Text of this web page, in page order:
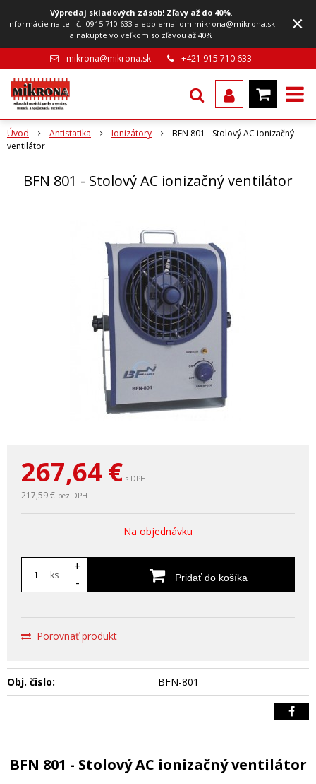
Výpredaj skladových zásob! Zľavy až do 40%.
Informácie na tel. č.:0915 710 633 alebo emailom mikrona@mikrona.sk
a nakúpte vo veľkom so zľavou až 40%
×
mikrona@mikrona.sk +421 915 710 633
Úvod Antistatika Ionizátory
BFN 801 - Stolový AC ionizačný
ventilátor
BFN 801 - Stolový AC ionizačný ventilátor
267,64 € s DPH
217,59 € bez DPH
Na objednávku
ks
+
-
Pridať do košíka
Porovnať produkt
Obj. čislo: BFN-801
BFN 801 - Stolový AC ionizačný ventilátor